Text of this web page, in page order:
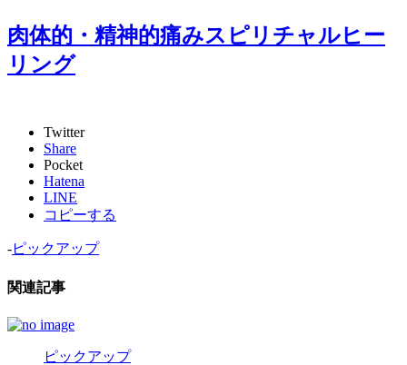
肉体的・精神的痛みスピリチャルヒー
リング
Twitter
Share
Pocket
Hatena
LINE
コピーする
-ピックアップ
関連記事
ピックアップ